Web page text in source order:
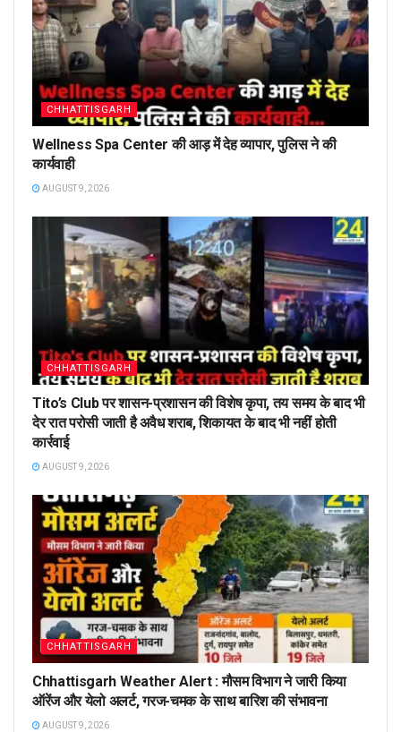
CHHATTISGARH
Wellness Spa Center की आड़ में देह व्यापार, पुलिस ने की
कार्यवाही
AUGUST 9, 2026
CHHATTISGARH
Tito’s Club पर शासन-प्रशासन की विशेष कृपा, तय समय के बाद भी
देर रात परोसी जाती है अवैध शराब, शिकायत के बाद भी नहीं होती
कार्रवाई
AUGUST 9, 2026
CHHATTISGARH
Chhattisgarh Weather Alert : मौसम विभाग ने जारी किया
ऑरेंज और येलो अलर्ट, गरज-चमक के साथ बारिश की संभावना
AUGUST 9, 2026